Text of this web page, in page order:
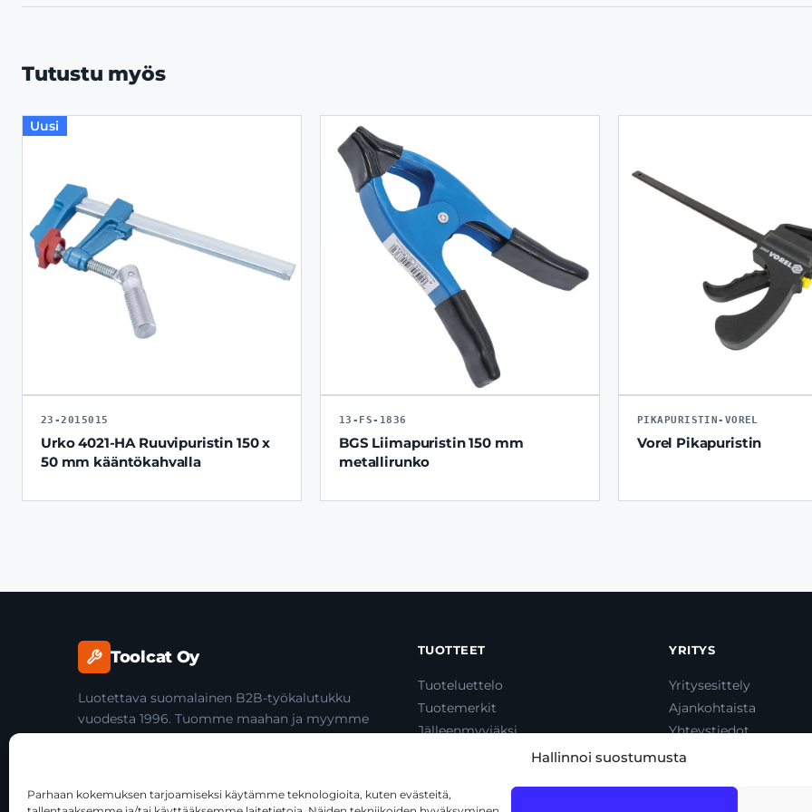
Hallinnoi suostumusta
Parhaan kokemuksen tarjoamiseksi käytämme teknologioita, kuten evästeitä,
Tutustu myös
Uusi
23-2015015
Urko 4021-HA Ruuvipuristin 150 x
50 mm kääntökahvalla
13-FS-1836
BGS Liimapuristin 150 mm
metallirunko
PIKAPURISTIN-VOREL
Vorel Pikapuristin
Toolcat Oy
Luotettava suomalainen B2B-työkalutukku
vuodesta 1996. Tuomme maahan ja myymme
TUOTTEET
Tuoteluettelo
Tuotemerkit
Jälleenmyyjäksi
YRITYS
Yritysesittely
Ajankohtaista
Yhteystiedot